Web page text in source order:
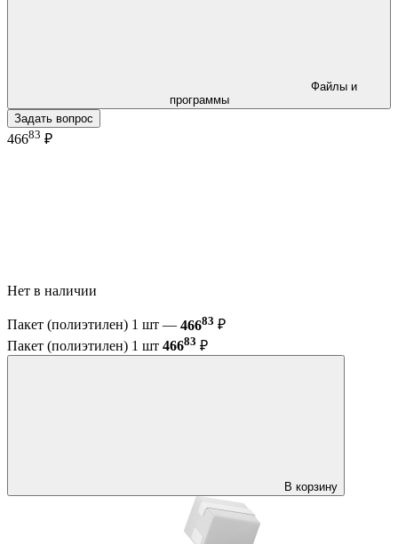
программы
Задать вопрос
46683 ₽
Нет в наличии
Пакет (полиэтилен) 1 шт — 46683 ₽
Пакет (полиэтилен) 1 шт 46683 ₽
В корзину